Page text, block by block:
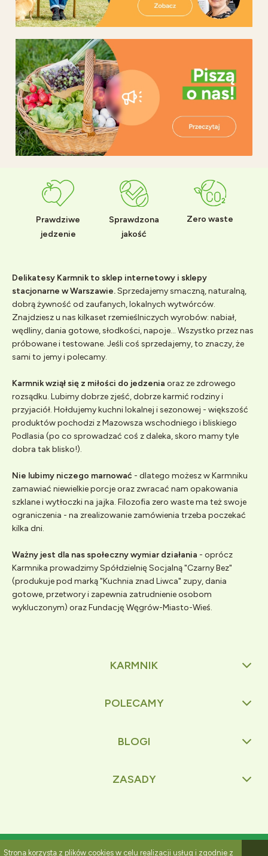
Strona korzysta z plików cookies w celu realizacji usług i zgodnie z
Prawdziwe
jedzenie
Sprawdzona
jakość
Zero waste
KARMNIK
POLECAMY
BLOGI
ZASADY
Delikatesy Karmnik to sklep internetowy i sklepy
stacjonarne w Warszawie.Sprzedajemy smaczną, naturalną,
dobrą żywność od zaufanych, lokalnych wytwórców.
Znajdziesz u nas kilkaset rzemieślniczych wyrobów: nabiał,
wędliny, dania gotowe, słodkości, napoje... Wszystko przez nas
próbowane i testowane. Jeśli coś sprzedajemy, to znaczy, że
sami to jemy i polecamy.
Karmnik wziął się z miłości do jedzenia oraz ze zdrowego
rozsądku. Lubimy dobrze zjeść, dobrze karmić rodziny i
przyjaciół. Hołdujemy kuchni lokalnej i sezonowej - większość
produktów pochodzi z Mazowsza wschodniego i bliskiego
Podlasia (po co sprowadzać coś z daleka, skoro mamy tyle
dobra tak blisko!).
Nie lubimy niczego marnować - dlatego możesz w Karmniku
zamawiać niewielkie porcje oraz zwracać nam opakowania
szklane i wytłoczki na jajka. Filozofia zero waste ma też swoje
ograniczenia - na zrealizowanie zamówienia trzeba poczekać
kilka dni.
Ważny jest dla nas społeczny wymiar działania - oprócz
Karmnika prowadzimy Spółdzielnię Socjalną "Czarny Bez"
(produkuje pod marką "Kuchnia znad Liwca" zupy, dania
gotowe, przetwory i zapewnia zatrudnienie osobom
wykluczonym) oraz Fundację Węgrów-Miasto-Wieś.